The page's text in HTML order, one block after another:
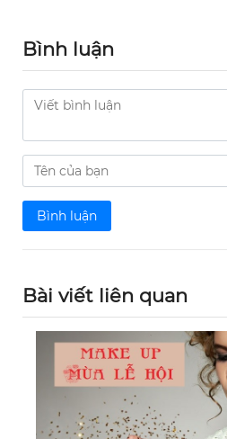
Bình luận
Bình luận
Bài viết liên quan